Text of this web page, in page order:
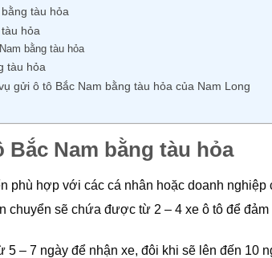
tàu hỏa
hỏa
bằng tàu hỏa
tàu hỏa
gửi ô tô Bắc Nam bằng tàu hỏa của Nam Long
Bắc Nam bằng tàu hỏa
phù hợp với các cá nhân hoặc doanh nghiệp
chuyển sẽ chứa được từ 2 – 4 xe ô tô để
5 – 7 ngày để nhận xe, đôi khi sẽ lên đến 10